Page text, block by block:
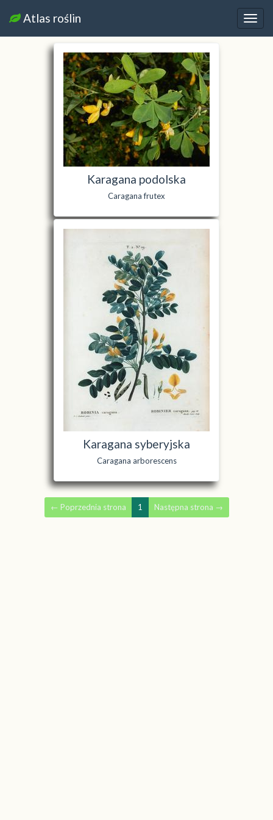
Atlas roślin
Karagana podolska
Caragana frutex
Karagana syberyjska
Caragana arborescens
← Poprzednia strona 1 Następna strona →